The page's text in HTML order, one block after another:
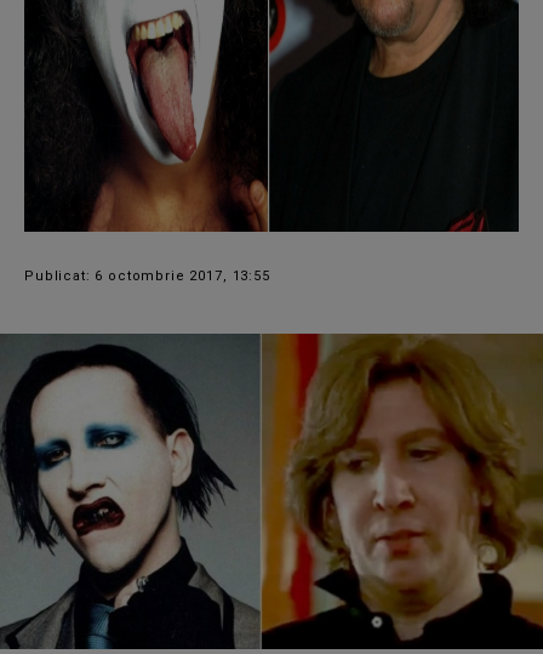
Publicat: 6 octombrie 2017, 13:55